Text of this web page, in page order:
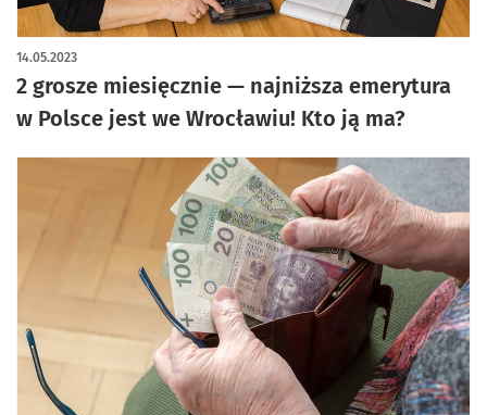
2 grosze miesięcznie — najniższa emerytura
w Polsce jest we Wrocławiu! Kto ją ma?
14.05.2023